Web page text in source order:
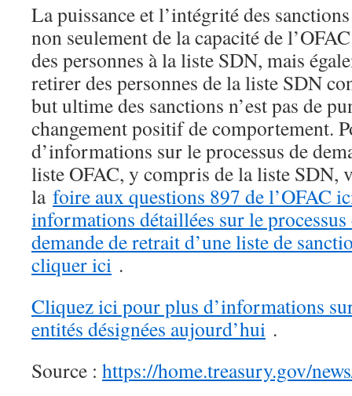
La puissance et l’intégrité des
non seulement de la capacité de
des personnes à la liste SDN, mais
retirer des personnes de la liste SDN
but ultime des sanctions n’est pas de
changement positif de comportement.
d’informations sur le processus de
liste OFAC, y compris de la liste SDN,
la foire aux questions 897 de l’OFAC
informations détaillées sur le
demande de retrait d’une liste de
cliquer ici .
Cliquez ici pour plus d’informations
entités désignées aujourd’hui .
Source : https://home.treasury.gov/